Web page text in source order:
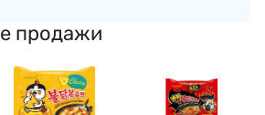
продажи